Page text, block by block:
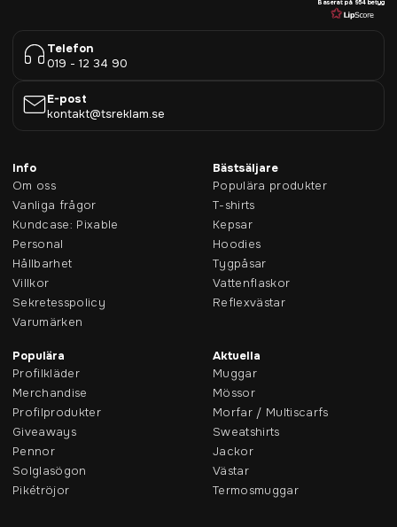
Baserat på 954 betyg
Telefon
019 - 12 34 90
E-post
kontakt@tsreklam.se
Info
Om oss
Vanliga frågor
Kundcase: Pixable
Personal
Hållbarhet
Villkor
Sekretesspolicy
Varumärken
Bästsäljare
Populära produkter
T-shirts
Kepsar
Hoodies
Tygpåsar
Vattenflaskor
Reflexvästar
Populära
Profilkläder
Merchandise
Profilprodukter
Giveaways
Pennor
Solglasögon
Pikétröjor
Aktuella
Muggar
Mössor
Morfar / Multiscarfs
Sweatshirts
Jackor
Västar
Termosmuggar